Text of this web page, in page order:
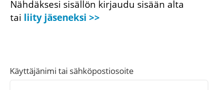
Nähdäksesi sisällön kirjaudu sisään alta
tai liity jäseneksi >>
Käyttäjänimi tai sähköpostiosoite